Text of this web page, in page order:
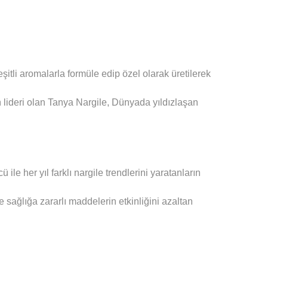
aromalarla formüle edip özel olarak üretilerek
olan Tanya Nargile, Dünyada yıldızlaşan
ile her yıl farklı nargile trendlerini yaratanların
sağlığa zararlı maddelerin etkinliğini azaltan